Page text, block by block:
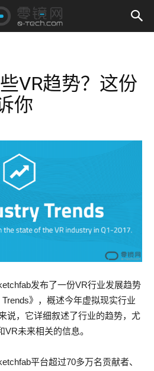
VR趋势？这份
你
发布了一份VR行业发展趋势
》，概述今年虚拟现实行业
说，它详细叙述了行业的趋势，尤
未来相关的信息。
平台超过70多万名贡献者、